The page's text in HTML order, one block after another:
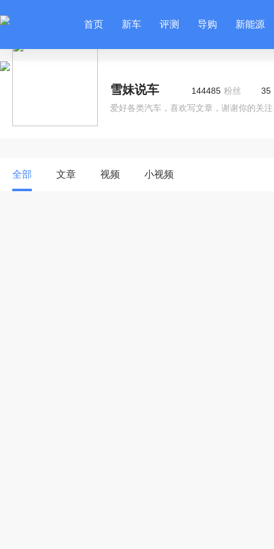
首页 新车 评测 导购 新能源
雪妹说车 144485 粉丝
35
爱好各类汽车，喜欢写文章，谢谢你的关注
全部 文章 视频 小视频